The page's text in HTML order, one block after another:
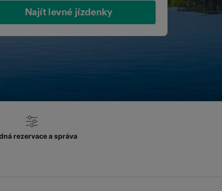
Najít levné jízdenky
rezervace a správa